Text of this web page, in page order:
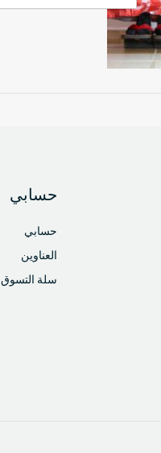
حسابي
حسابي
العناوين
سلة التسوق